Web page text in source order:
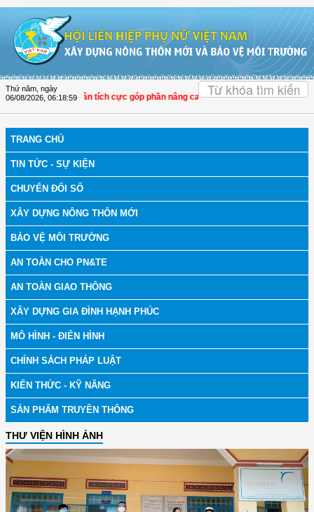
Thứ năm, ngày
06/08/2026 06:19:00
LHPN Thọ Xuân tích cực góp phần nâng cao tỷ lệ người dân tham gia bảo
TRANG CHỦ
TIN TỨC - SỰ KIỆN
CHUYỂN ĐỔI SỐ
XÂY DỰNG NÔNG THÔN MỚI
BẢO VỆ MÔI TRƯỜNG
AN TOÀN CHO PN&TE
AN TOÀN GIAO THÔNG
XÂY DỰNG GIA ĐÌNH HẠNH PHÚC
MÔ HÌNH - ĐIỂN HÌNH
CHÍNH SÁCH PHÁP LUẬT
KIẾN THỨC - KỸ NĂNG
SẢN PHẨM TRUYỀN THÔNG
THƯ VIỆN HÌNH ẢNH
OK